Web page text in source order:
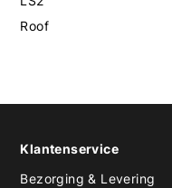
Roof
Klantenservice
Bezorging & Levering